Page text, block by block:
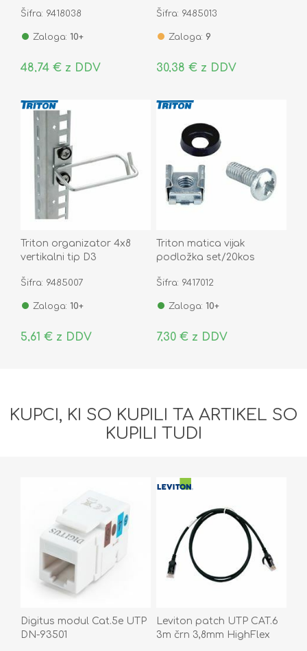
Šifra: 9418038
Zaloga: 10+
48,74 € z DDV
Šifra: 9485013
Zaloga: 9
30,38 € z DDV
Triton organizator 4x8
vertikalni tip D3
Šifra: 9485007
Zaloga: 10+
5,61 € z DDV
Triton matica vijak
podložka set/20kos
Šifra: 9417012
Zaloga: 10+
7,30 € z DDV
KUPCI, KI SO KUPILI TA ARTIKEL SO
KUPILI TUDI
Digitus modul Cat.5e UTP
DN-93501
Leviton patch UTP CAT.6
3m črn 3,8mm HighFlex